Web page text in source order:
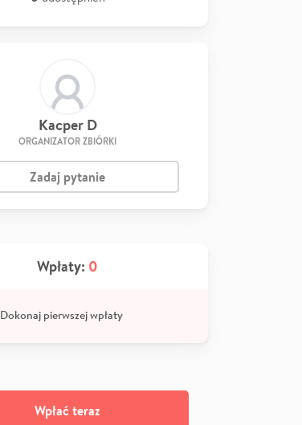
Kacper D
ORGANIZATOR ZBIÓRKI
Zadaj pytanie
Wpłaty: 0
Dokonaj pierwszej wpłaty
Wpłać teraz